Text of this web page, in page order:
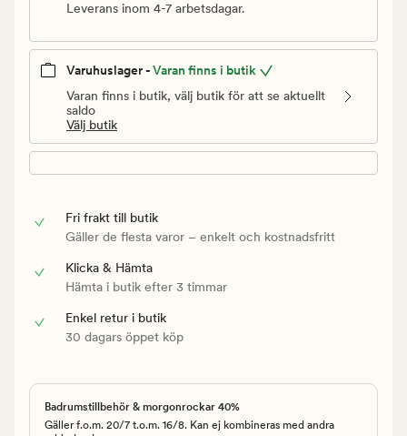
Leverans inom 4-7 arbetsdagar.
Varuhuslager -Varan finns i butik
Varan finns i butik, välj butik för att se aktuellt
saldo
Välj butik
Fri frakt till butik
Gäller de flesta varor – enkelt och kostnadsfritt
Klicka & Hämta
Hämta i butik efter 3 timmar
Enkel retur i butik
30 dagars öppet köp
Badrumstillbehör & morgonrockar 40%
Gäller f.o.m. 20/7 t.o.m. 16/8. Kan ej kombineras med andra